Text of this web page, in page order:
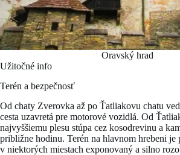
Oravský hrad
Užitočné info
Terén a bezpečnosť
Od chaty Zverovka až po Ťatliakovu chatu
cesta uzavretá pre motorové vozidlá. Od
najvyššiemu plesu stúpa cez kosodrevinu a
približne hodinu. Terén na hlavnom hrebeni je
v niektorých miestach exponovaný a silno